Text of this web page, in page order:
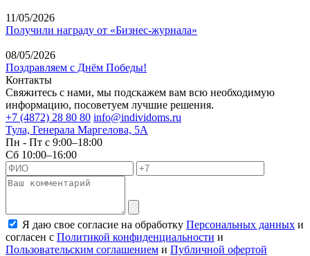
11/05/2026
Получили награду от «Бизнес-журнала»
08/05/2026
Поздравляем с Днём Победы!
Контакты
Свяжитесь с нами, мы подскажем вам всю необходимую
информацию, посоветуем лучшие решения.
+7 (4872) 28 80 80 info@individoms.ru
Тула, Генерала Маргелова, 5А
Пн - Пт с 9:00–18:00
Сб 10:00–16:00
Я даю свое согласие на обработку Персональных данных и
согласен с Политикой конфиденциальности и
Пользовательским соглашением и Публичной офертой